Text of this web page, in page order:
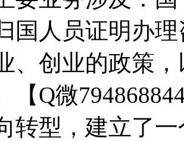
国人员证明办
、创业的政策
【Q微
转型，建立了